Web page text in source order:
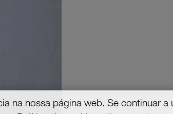
na nossa página web. Se continuar a